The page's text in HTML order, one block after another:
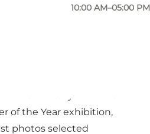
10:00 AM–05:00 PM
of the Year exhibition,
photos selected